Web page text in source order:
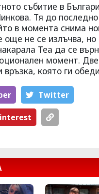
събитие в
Тя до
в момента снима
още не се излъчва,
Теа да се
момент.
връзка, която ги
Тwitter